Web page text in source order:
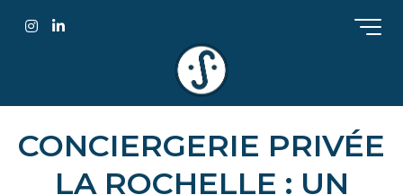
Instagram
LinkedIn
CONCIERGERIE PRIVÉE
LA ROCHELLE : UN